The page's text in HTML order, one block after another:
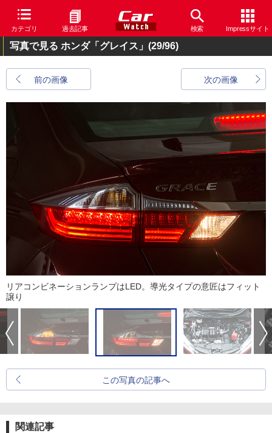
カテゴリ 過去記事 検索 Impressサイト
写真で見る ホンダ「グレイス」 (29/96)
前の画像 次の画像
リアコンビネーションランプはLED。導光タイプの意匠はフィット
譲り
この写真の記事へ
関連記事